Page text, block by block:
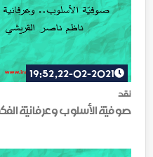
نقد
22-02-2021, 19:52
صوفيَّة الأسلوب وعرفانيَّة